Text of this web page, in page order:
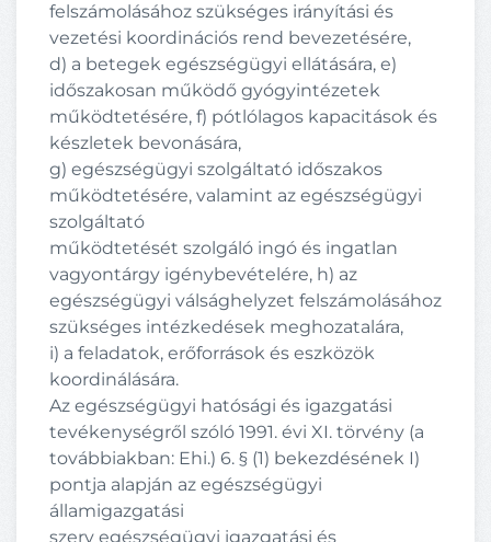
felszámolásához szükséges irányítási és
vezetési koordinációs rend bevezetésére,
d) a betegek egészségügyi ellátására, e)
időszakosan működő gyógyintézetek
működtetésére, f) pótlólagos kapacitások és
készletek bevonására,
g) egészségügyi szolgáltató időszakos
működtetésére, valamint az egészségügyi
szolgáltató
működtetését szolgáló ingó és ingatlan
vagyontárgy igénybevételére, h) az
egészségügyi válsághelyzet felszámolásához
szükséges intézkedések meghozatalára,
i) a feladatok, erőforrások és eszközök
koordinálására.
Az egészségügyi hatósági és igazgatási
tevékenységről szóló 1991. évi XI. törvény (a
továbbiakban: Ehi.) 6. § (1) bekezdésének I)
pontja alapján az egészségügyi
államigazgatási
szerv egészségügyi igazgatási és